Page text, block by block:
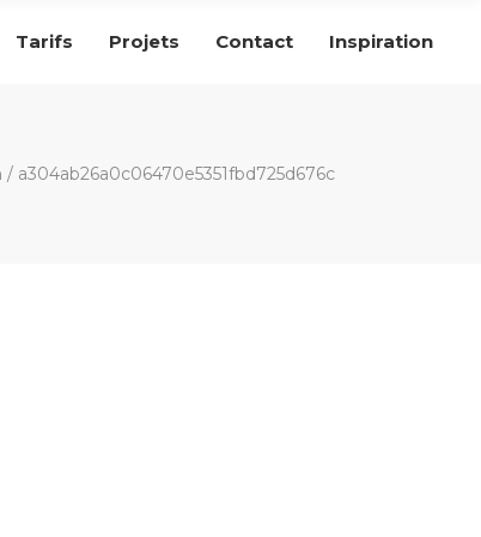
Tarifs Projets Contact Inspiration
/ a304ab26a0c06470e5351fbd725d676c